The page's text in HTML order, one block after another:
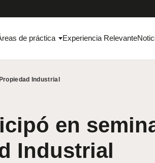
de práctica Experiencia Relevante
Industrial
en
Industrial